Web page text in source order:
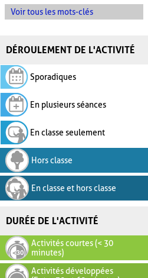
Voir tous les mots-clés
DÉROULEMENT DE L'ACTIVITÉ
Sporadiques
En plusieurs séances
En classe seulement
Hors classe
En classe et hors classe
DURÉE DE L'ACTIVITÉ
Activités courtes (< 30
minutes)
Activités développées